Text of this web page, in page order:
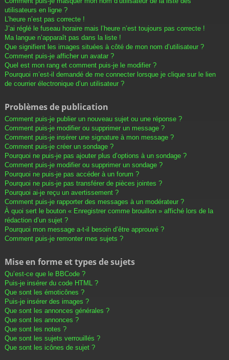
utilisateurs en ligne ?
L’heure n’est pas correcte !
J’ai réglé le fuseau horaire mais l’heure n’est toujours pas correcte !
Ma langue n’apparaît pas dans la liste !
Que signifient les images situées à côté de mon nom d’utilisateur ?
Comment puis-je afficher un avatar ?
Quel est mon rang et comment puis-je le modifier ?
Pourquoi m’est-il demandé de me connecter lorsque je clique sur le lien
de courrier électronique d’un utilisateur ?
Problèmes de publication
Comment puis-je publier un nouveau sujet ou une réponse ?
Comment puis-je modifier ou supprimer un message ?
Comment puis-je insérer une signature à mon message ?
Comment puis-je créer un sondage ?
Pourquoi ne puis-je pas ajouter plus d’options à un sondage ?
Comment puis-je modifier ou supprimer un sondage ?
Pourquoi ne puis-je pas accéder à un forum ?
Pourquoi ne puis-je pas transférer de pièces jointes ?
Pourquoi ai-je reçu un avertissement ?
Comment puis-je rapporter des messages à un modérateur ?
À quoi sert le bouton « Enregistrer comme brouillon » affiché lors de la
rédaction d’un sujet ?
Pourquoi mon message a-t-il besoin d’être approuvé ?
Comment puis-je remonter mes sujets ?
Mise en forme et types de sujets
Qu’est-ce que le BBCode ?
Puis-je insérer du code HTML ?
Que sont les émoticônes ?
Puis-je insérer des images ?
Que sont les annonces générales ?
Que sont les annonces ?
Que sont les notes ?
Que sont les sujets verrouillés ?
Que sont les icônes de sujet ?